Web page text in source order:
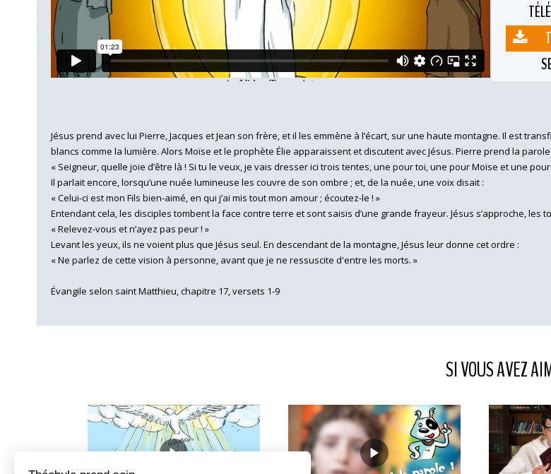
Jésus prend avec lui Pierre, Jacques et Jean son frère, et il les emmène à l’écart, sur une haute montagne. Il est
blancs comme la lumière. Alors Moïse et le prophète Élie apparaissent et discutent avec Jésus. Pierre prend la parole
« Seigneur, quelle joie d’être là ! Si tu le veux, je vais dresser ici trois tentes, une pour toi, une pour Moïse et une pour
Il parlait encore, lorsqu’une nuée lumineuse les couvre de son ombre ; et, de la nuée, une voix disait :
« Celui-ci est mon Fils bien-aimé, en qui j’ai mis tout mon amour ; écoutez-le ! »
Entendant cela, les disciples tombent la face contre terre et sont saisis d’une grande frayeur. Jésus s’approche, les
« Relevez-vous et n’ayez pas peur ! »
Levant les yeux, ils ne voient plus que Jésus seul. En descendant de la montagne, Jésus leur donne cet ordre :
« Ne parlez de cette vision à personne, avant que je ne ressuscite d'entre les morts. »
Évangile selon saint Matthieu, chapitre 17, versets 1-9
SI VOUS AVEZ